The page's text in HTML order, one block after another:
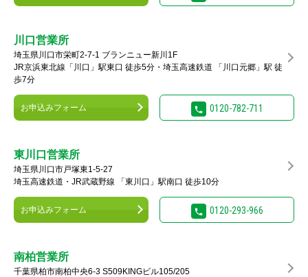
川口営業所
埼玉県川口市栄町2-7-1 ブランニュー新川1F
JR京浜東北線「川口」駅東口 徒歩5分・埼玉高速鉄道 「川口元郷」駅 徒
歩7分
お申込みフォーム 0120-782-711
東川口営業所
埼玉県川口市戸塚東1-5-27
埼玉高速鉄道・JR武蔵野線 「東川口」駅南口 徒歩10分
お申込みフォーム 0120-293-966
南柏営業所
千葉県柏市南柏中央6-3 S509KINGビル105/205